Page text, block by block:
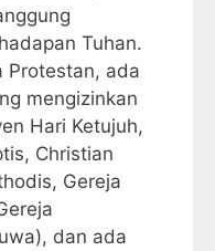
Tuhan.
Protestan, ada
mengizinkan
Hari Ketujuh,
Christian
Gereja
dan ada